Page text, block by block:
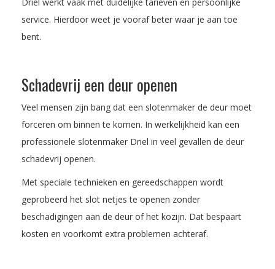
service. Hierdoor weet je vooraf beter waar je aan toe
bent.
Schadevrij een deur openen
Veel mensen zijn bang dat een slotenmaker de deur moet
forceren om binnen te komen. In werkelijkheid kan een
professionele slotenmaker Driel in veel gevallen de deur
schadevrij openen.
Met speciale technieken en gereedschappen wordt
geprobeerd het slot netjes te openen zonder
beschadigingen aan de deur of het kozijn. Dat bespaart
kosten en voorkomt extra problemen achteraf.